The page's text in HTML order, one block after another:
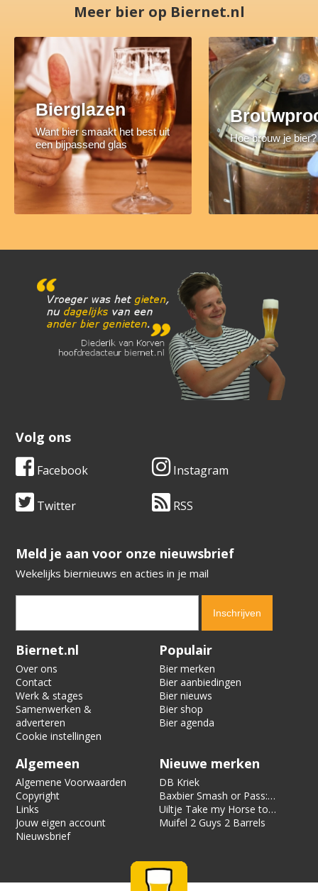
Meer bier op Biernet.nl
Bierglazen
Want bier smaakt het best uit
een bijpassend glas
Hoe brouw je bier?
Volg ons
Facebook Instagram
Twitter RSS
​​​​​​​Meld je aan voor onze nieuwsbrief
Wekelijks biernieuws en acties in je mail
Verification code:
Biernet.nl
Over ons
Contact
Werk & stages
Samenwerken &
adverteren
Cookie instellingen
Populair
Bier merken
Bier aanbiedingen
Bier nieuws
Bier shop
Bier agenda
Algemeen
Algemene Voorwaarden
Copyright
Links
Jouw eigen account
Nieuwsbrief
Nieuwe merken
DB Kriek
Baxbier Smash or Pass:
Strata
Uiltje Take my Horse to
the Hotel Room
Muifel 2 Guys 2 Barrels